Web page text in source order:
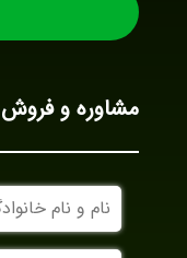
مشاوره و فروش
نام
و
نام